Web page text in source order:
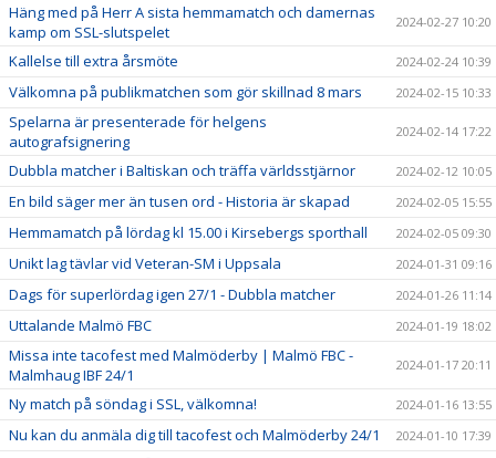
Häng med på Herr A sista hemmamatch och damernas
kamp om SSL-slutspelet
2024-02-27 10:20
Kallelse till extra årsmöte 2024-02-24 10:39
Välkomna på publikmatchen som gör skillnad 8 mars 2024-02-15 10:33
Spelarna är presenterade för helgens
autografsignering
2024-02-14 17:22
Dubbla matcher i Baltiskan och träffa världsstjärnor 2024-02-12 10:05
En bild säger mer än tusen ord - Historia är skapad 2024-02-05 15:55
Hemmamatch på lördag kl 15.00 i Kirsebergs sporthall 2024-02-05 09:30
Unikt lag tävlar vid Veteran-SM i Uppsala 2024-01-31 09:16
Dags för superlördag igen 27/1 - Dubbla matcher 2024-01-26 11:14
Uttalande Malmö FBC 2024-01-19 18:02
Missa inte tacofest med Malmöderby | Malmö FBC -
Malmhaug IBF 24/1
2024-01-17 20:11
Ny match på söndag i SSL, välkomna! 2024-01-16 13:55
Nu kan du anmäla dig till tacofest och Malmöderby 24/1 2024-01-10 17:39